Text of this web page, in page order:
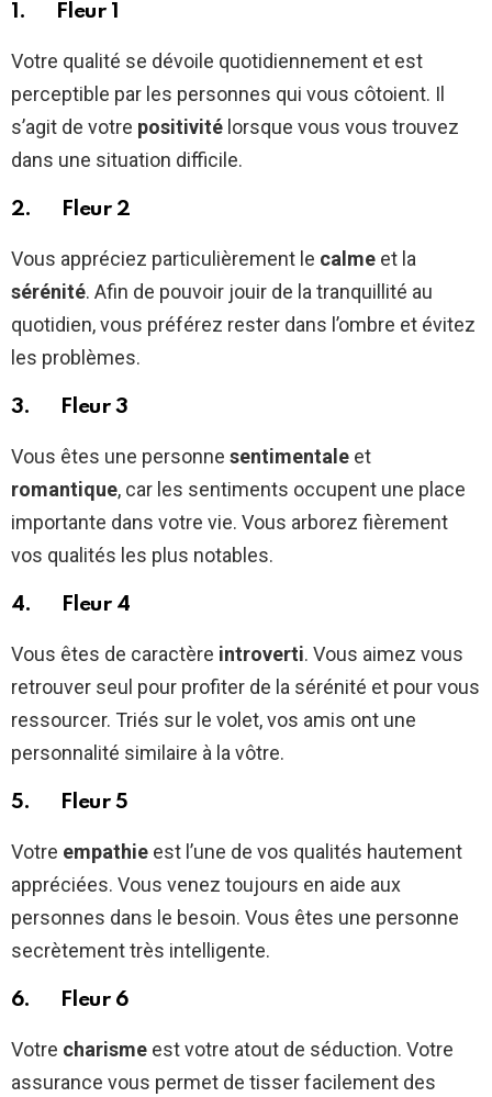
1. Fleur 1
Votre qualité se dévoile quotidiennement et est
perceptible par les personnes qui vous côtoient. Il
s’agit de votre positivité lorsque vous vous trouvez
dans une situation difficile.
2. Fleur 2
Vous appréciez particulièrement le calme et la
sérénité. Afin de pouvoir jouir de la tranquillité au
quotidien, vous préférez rester dans l’ombre et évitez
les problèmes.
3. Fleur 3
Vous êtes une personne sentimentale et
romantique, car les sentiments occupent une place
importante dans votre vie. Vous arborez fièrement
vos qualités les plus notables.
4. Fleur 4
Vous êtes de caractère introverti. Vous aimez vous
retrouver seul pour profiter de la sérénité et pour vous
ressourcer. Triés sur le volet, vos amis ont une
personnalité similaire à la vôtre.
5. Fleur 5
Votre empathie est l’une de vos qualités hautement
appréciées. Vous venez toujours en aide aux
personnes dans le besoin. Vous êtes une personne
secrètement très intelligente.
6. Fleur 6
Votre charisme est votre atout de séduction. Votre
assurance vous permet de tisser facilement des